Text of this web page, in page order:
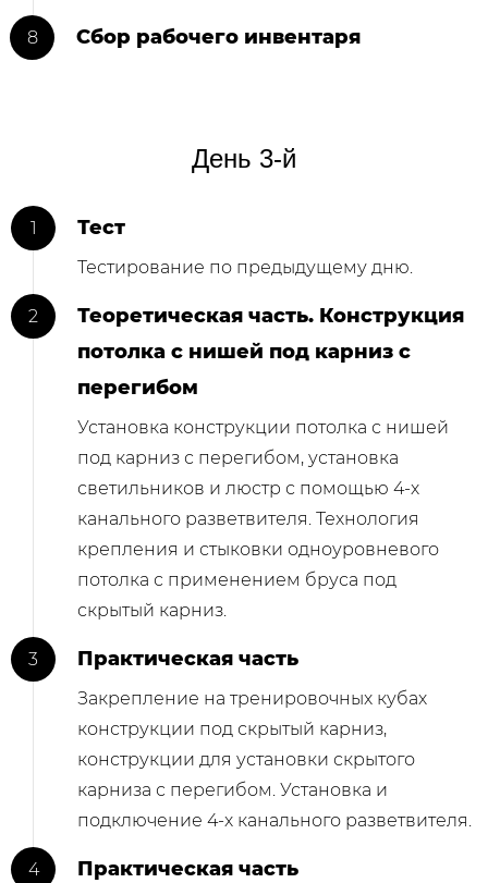
Сбор рабочего инвентаря
День 3-й
Тест
Тестирование по предыдущему дню.
Теоретическая часть. Конструкция
потолка с нишей под карниз с
перегибом
Установка конструкции потолка с нишей
под карниз с перегибом, установка
светильников и люстр с помощью 4-х
канального разветвителя. Технология
крепления и стыковки одноуровневого
потолка с применением бруса под
скрытый карниз.
Практическая часть
Закрепление на тренировочных кубах
конструкции под скрытый карниз,
конструкции для установки скрытого
карниза с перегибом. Установка и
подключение 4-х канального разветвителя.
Практическая часть